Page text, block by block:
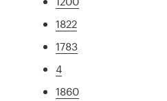
1822
1783
4
1860